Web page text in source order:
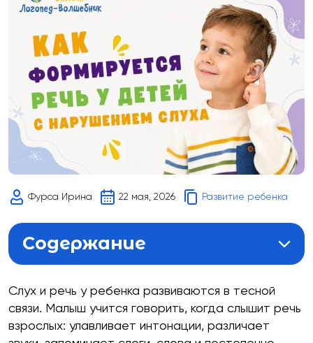
Развитие ребенка
Диагнозы
Постановка звуков
Советы родителям
Фурса Ирина 22 мая, 2026 Развитие ребенка
Содержание
Развитие речи слабослышащих детей
Почему нарушение слуха влияет не
только на звуки, но и на понимание
Слух и речь у ребенка развиваются в тесной
связи. Малыш учится говорить, когда слышит речь
взрослых: улавливает интонации, различает